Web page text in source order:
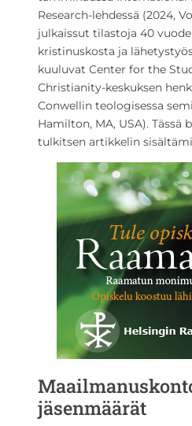
Research-lehdessä (2024,
julkaissut tilastoja 40
kristinuskosta ja
kuuluvat Center for the
Christianity-keskuksen
Conwellin teologisessa
Hamilton, MA, USA). Tässä
tulkitsen artikkelin
jäsenmäärät